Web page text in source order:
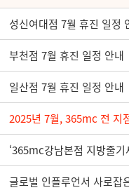
성신여대점 7월 휴진 일정
부천점 7월 휴진 일정 안내
일산점 7월 휴진 일정 안내
2025년 7월, 365mc 전 지
‘365mc강남본점 지방줄
글로벌 인플루언서 사로